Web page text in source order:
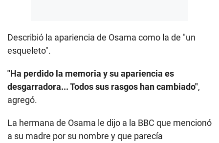
Describió la apariencia de Osama como la de "un
esqueleto".
"Ha perdido la memoria y su apariencia es
desgarradora... Todos sus rasgos han cambiado",
agregó.
La hermana de Osama le dijo a la BBC que mencionó
a su madre por su nombre y que parecía